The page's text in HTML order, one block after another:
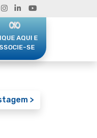
AQUI E
SE
>